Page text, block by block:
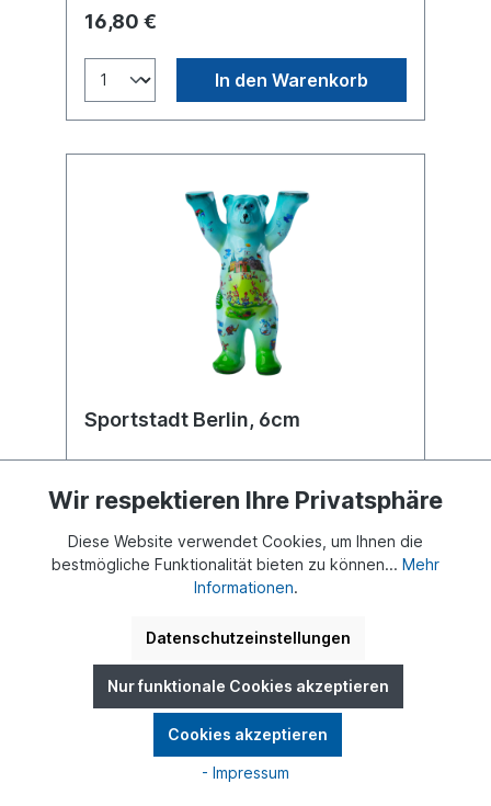
16,80 €
In den Warenkorb
Sportstadt Berlin, 6cm
Buddy Bear Miniatur mit separater
Glasplatte, in transportsicherer Einlage
verpackt. Material Polyresin. Handgefertigt.
In den Warenkorb
Wir respektieren Ihre Privatsphäre
Diese Website verwendet Cookies, um Ihnen die
bestmögliche Funktionalität bieten zu können... Mehr
Informationen.
Datenschutzeinstellungen
Nur funktionale Cookies akzeptieren
Cookies akzeptieren
- Impressum